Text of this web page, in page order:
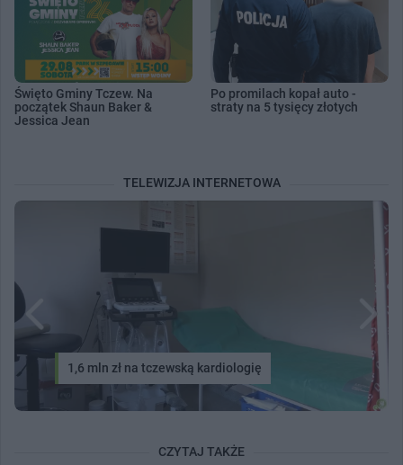
Święto Gminy Tczew. Na
początek Shaun Baker &
Jessica Jean
Po promilach kopał auto -
straty na 5 tysięcy złotych
TELEWIZJA INTERNETOWA
1,6 mln zł na tczewską kardiologię
CZYTAJ TAKŻE